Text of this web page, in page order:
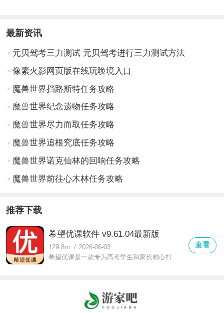
最新资讯
元贝驾考三力测试 元贝驾考进行三力测试方法
像素火影网页版在线玩唤境入口
魔兽世界挡路斯特任务攻略
魔兽世界纪念遗物任务攻略
魔兽世界尽力而取任务攻略
魔兽世界追根究底任务攻略
魔兽世界诺克仙林的回响任务攻略
魔兽世界前往心木林任务攻略
推荐下载
希望优课软件 v9.61.04最新版
129.8m / 2026-06-03
希望优课是一款专为高考学生和家长精心打造的一站式高考信息参考与查询工具，软件中集合了全国高校招生信息、历年分数线数据、专业报考指南、志愿填报策略等等内容，供大家参考使用，有需要就快来下载体验吧！
查看